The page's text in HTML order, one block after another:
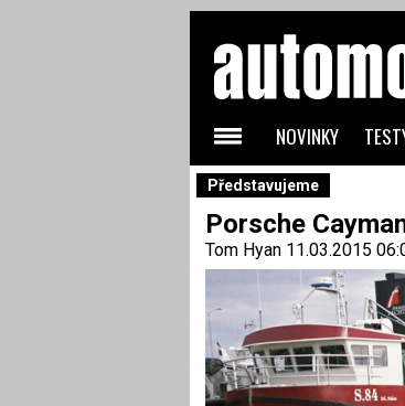
Představujeme
Porsche
Tom Hyan11.03.2015
NOVINKY